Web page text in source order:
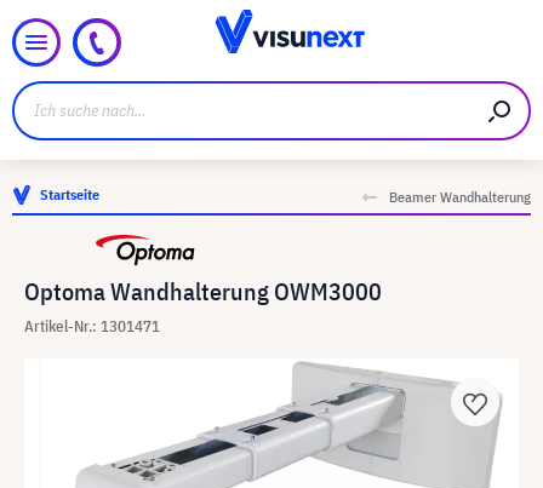
Startseite Beamer Wandhalterung
Optoma Wandhalterung OWM3000
Artikel-Nr.: 1301471